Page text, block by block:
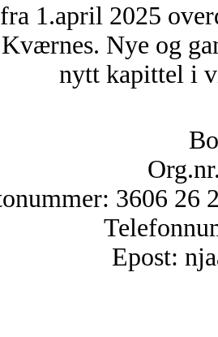
1.april 2025
Nye og
nytt kapittel i
3606 26
Epost: